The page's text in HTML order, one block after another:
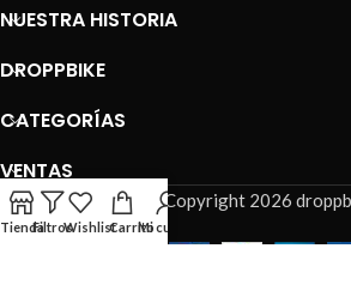
NUESTRA HISTORIA
DROPPBIKE
CATEGORÍAS
VENTAS
© Copyright 2026
TiendaFiltrosWishlistCarritoMi cuenta